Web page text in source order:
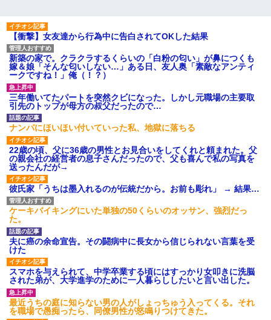
張り合ってくる
【悲報】佐藤輝明・・・２軍
でも盛大にやらかす←あまり悲
しませないでくれ
【衝撃】女友達から行為中に告白されてOKした結果
新築の家で。クラクラするくらいの「白粉の匂い」が鼻につくも
嫁＆娘「そんな匂いしない…」ある日、友人奥「素敵なアンティ
ークですね！」俺（！？）
三年働いてたパートを突然クビになった。しかし元職場の主要取
引先のトップが母方の叔父だったので…
ナンパにほいほい付いていった私、地獄に落ちる
22歳の頃、父に36歳の男性とお見合いをしてくれと頼まれた。父
の親会社の経営者の息子さんだったので、父も喜んで私の写真を
送ったんだが→
彼氏家「うちは墨入れるのが伝統だから。お前も彫れ」 → 結果…
ケーキバイキングにいた単独の50くらいのオッサン、強烈だっ
た。
夫に癌の余命宣告。その闘病中に長女から信じられない言葉を受
けた
スマホを与えられて、中学卒業する頃にはすっかり女叩きに洗脳
された弟が、大学進学のために一人暮らししたいと言い出した。
最近うちの庭に知らない男の人がしょっちゅう入ってくる。それ
を職場で愚痴ったら、同僚男性が怒鳴りつけてきた。